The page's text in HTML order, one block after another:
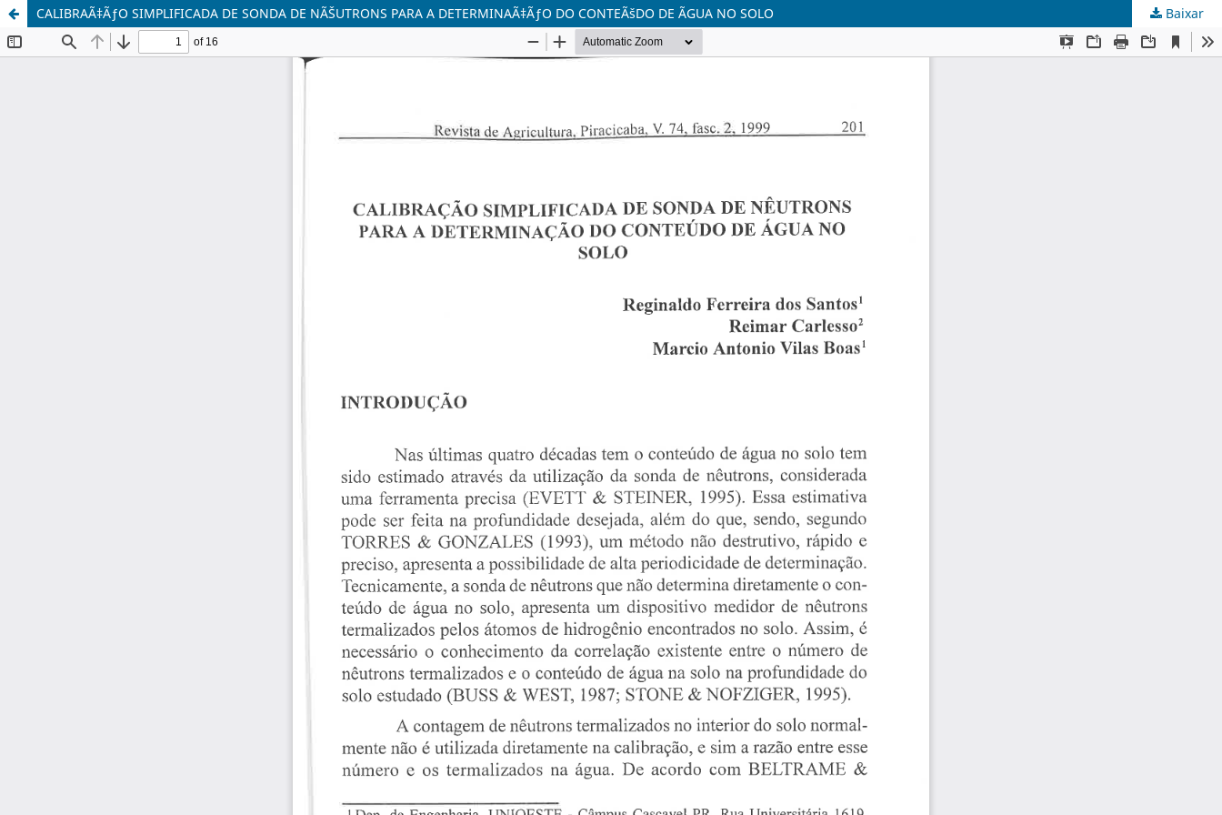
CALIBRAÃ‡ÃƒO SIMPLIFICADA DE SONDA DE NÃŠUTRONS PARA A DETERMINAÃ‡ÃƒO DO CONTEÃšDO DE ÃGUA NO SOLO Baixar